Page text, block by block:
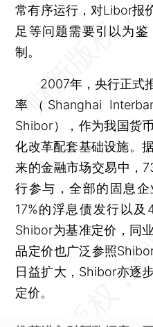
常有序运行，对Libor报
足等问题需要引以为
制。
2007年，央行正式推
率（Shanghai
Shibor），作为我国货
化改革配套基础设施。
来的金融市场交易中，
行参与，全部的固息
17%的浮息债发行以
Shibor为基准定价，同
品定价也广泛参照
日益扩大，Shibor亦逐
定价。